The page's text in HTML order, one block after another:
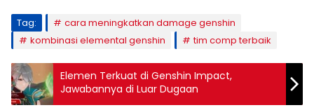
Tag:
cara meningkatkan damage genshin
kombinasi elemental genshin
tim comp terbaik
Elemen Terkuat di Genshin Impact,
Jawabannya di Luar Dugaan